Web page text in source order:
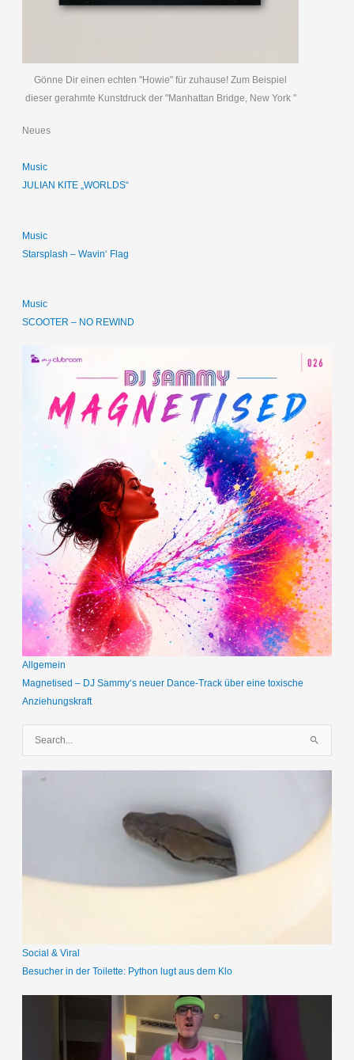
Gönne Dir einen echten "Howie" für zuhause! Zum Beispiel
dieser gerahmte Kunstdruck der "Manhattan Bridge, New York "
Neues
Music
JULIAN KITE „WORLDS“
Music
Starsplash – Wavin‘ Flag
Music
SCOOTER – NO REWIND
Allgemein
Magnetised – DJ Sammy‘s neuer Dance-Track über eine toxische
Anziehungskraft
c
c
Social & Viral
Besucher in der Toilette: Python lugt aus dem Klo